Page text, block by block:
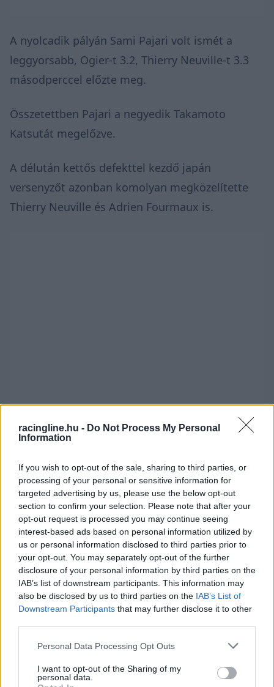
racingline.hu - Do Not Process My Personal
Information
If you wish to opt-out of the sale, sharing to third parties, or
processing of your personal or sensitive information for
targeted advertising by us, please use the below opt-out
section to confirm your selection. Please note that after your
opt-out request is processed you may continue seeing
interest-based ads based on personal information utilized by
us or personal information disclosed to third parties prior to
your opt-out. You may separately opt-out of the further
disclosure of your personal information by third parties on the
IAB’s list of downstream participants. This information may
also be disclosed by us to third parties on the IAB’s List of
Downstream Participants that may further disclose it to other
Please note that this website/app uses one or more Google
not limited to your visit or usage behaviour. You may click to
grant or deny consent to Google and its third-party tags to
Personal Data Processing Opt Outs
I want to opt-out of the Sharing of my
personal data.
A nyolcadik pályán Sami Pajari volt ismét a
leggyorsabb, Ogier-t 3.2, Thierry Neuville-t 3.3
másodperccel előzte meg.
Összetettben Pajari a negyedik Takamoto
Katsutát megelőzve.
A délután kettős defekttel kezdő japán
versenyzőt azonban komolyan megközelítette
Thierry Neuville és Adrien Fourmaux is.
ugyancsak, így a Rally1-es mezőny végére
csúszott, míg Josh McErleasn váltó hiba miatt
már nem is tudott elrajtolni, így egyetlen fordos
maradt versenyben.
Szafari Rally, állás 8 szakasz után
1 Oliver Solberg, Elliot Edmondson (SWE – GBR)
Toyota GR Yaris Rally1 1:12:25.3
Rally1 +5.7